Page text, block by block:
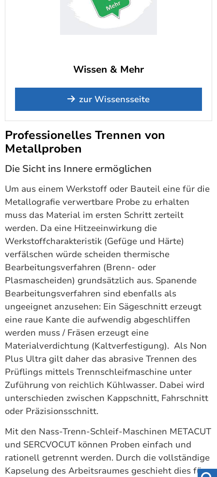
Wissen & Mehr
zur Wissensseite
Professionelles Trennen von
Metallproben
Die Sicht ins Innere ermöglichen
Um aus einem Werkstoff oder Bauteil eine für die
Metallografie verwertbare Probe zu erhalten
muss das Material im ersten Schritt zerteilt
werden. Da eine Hitzeeinwirkung die
Werkstoffcharakteristik (Gefüge und Härte)
verfälschen würde scheiden thermische
Bearbeitungsverfahren (Brenn- oder
Plasmascheiden) grundsätzlich aus. Spanende
Bearbeitungsverfahren sind ebenfalls als
ungeeignet anzusehen: Ein Sägeschnitt erzeugt
eine raue Kante die aufwendig abgeschliffen
werden muss / Fräsen erzeugt eine
Materialverdichtung (Kaltverfestigung). Als Non
Plus Ultra gilt daher das abrasive Trennen des
Prüflings mittels Trennschleifmaschine unter
Zuführung von reichlich Kühlwasser. Dabei wird
unterschieden zwischen Kappschnitt, Fahrschnitt
oder Präzisionsschnitt.
Mit den Nass-Trenn-Schleif-Maschinen METACUT
und SERCVOCUT können Proben einfach und
rationell getrennt werden. Durch die vollständige
Kapselung des Arbeitsraumes geschieht dies für